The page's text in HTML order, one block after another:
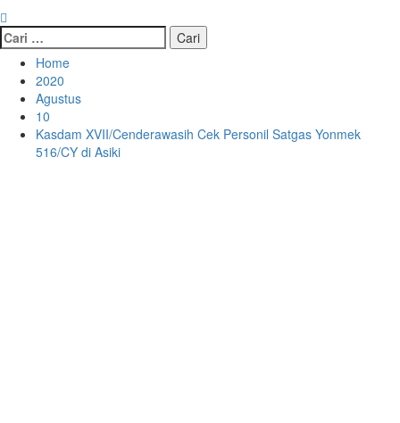
Cari
untuk:
Home
2020
Agustus
10
Kasdam XVII/Cenderawasih Cek Personil Satgas Yonmek
516/CY di Asiki